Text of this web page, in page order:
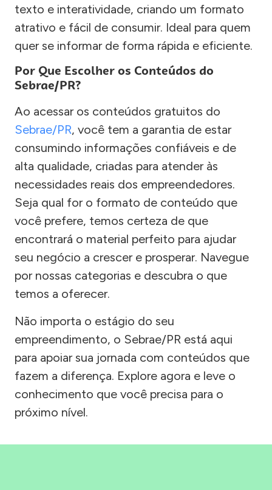
texto e interatividade, criando um formato
atrativo e fácil de consumir. Ideal para quem
quer se informar de forma rápida e eficiente.
Por Que Escolher os Conteúdos do
Sebrae/PR?
Ao acessar os conteúdos gratuitos do
Sebrae/PR, você tem a garantia de estar
consumindo informações confiáveis e de
alta qualidade, criadas para atender às
necessidades reais dos empreendedores.
Seja qual for o formato de conteúdo que
você prefere, temos certeza de que
encontrará o material perfeito para ajudar
seu negócio a crescer e prosperar. Navegue
por nossas categorias e descubra o que
temos a oferecer.
Não importa o estágio do seu
empreendimento, o Sebrae/PR está aqui
para apoiar sua jornada com conteúdos que
fazem a diferença. Explore agora e leve o
conhecimento que você precisa para o
próximo nível.